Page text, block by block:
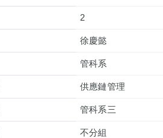
2
徐慶懿
管科系
供應鏈管理
管科系三
不分組